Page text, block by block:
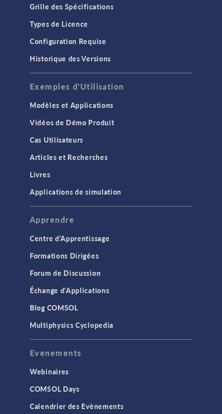
Grille des Spécifications
Types de Licence
Configuration Requise
Historique des Versions
Exemples d'Utilisation
Modèles et Applications
Vidéos de Démo Produit
Cas Utilisateurs
Articles et Recherches
Livres
Applications de simulation
Apprendre
Centre d'Apprentissage
Formations Dirigées
Forum de Discussion
Échange d'Applications
Blog COMSOL
Multiphysics Cyclopedia
Evenements
Webinaires
COMSOL Days
Calendrier des Evènements